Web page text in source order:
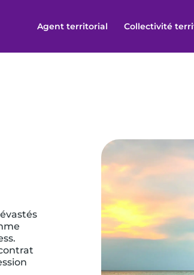
Agent territorial Collectivité